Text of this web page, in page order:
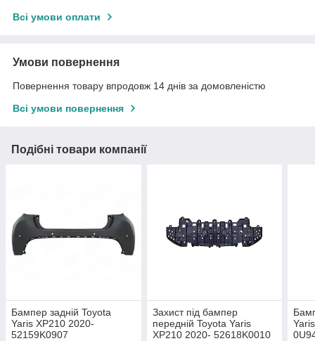
Всі умови оплати
Умови повернення
Повернення товару впродовж 14 днів за домовленістю
Всі умови повернення
Подібні товари компанії
Бампер задній Toyota
Yaris XP210 2020-
52159K0907
Захист під бампер
передній Toyota Yaris
XP210 2020- 52618K0010